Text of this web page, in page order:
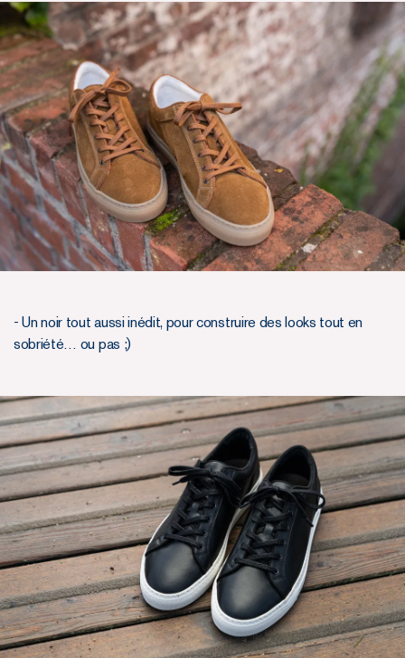
- Un noir tout aussi inédit, pour construire des looks tout en
sobriété… ou pas ;)